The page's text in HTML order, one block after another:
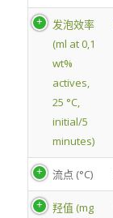
发泡效率
(ml at 0,1
wt%
actives,
25 °C,
initial/5
minutes)
流点 (°C)
羟值 (mg